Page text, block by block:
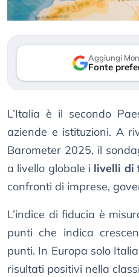
Aggiungi
Fonte
L’Italia è il secondo
aziende e istituzioni. A
Barometer 2025, il
a livello globale i livelli di
confronti di imprese,
L’indice di fiducia è
punti che indica
punti. In Europa solo
risultati positivi nella